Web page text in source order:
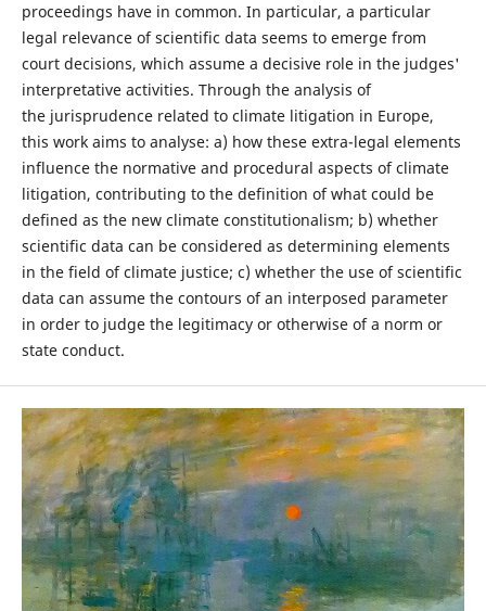
proceedings have in common. In particular, a particular
legal relevance of scientific data seems to emerge from
court decisions, which assume a decisive role in the judges'
interpretative activities. Through the analysis of
the jurisprudence related to climate litigation in Europe,
this work aims to analyse: a) how these extra-legal elements
influence the normative and procedural aspects of climate
litigation, contributing to the definition of what could be
defined as the new climate constitutionalism; b) whether
scientific data can be considered as determining elements
in the field of climate justice; c) whether the use of scientific
data can assume the contours of an interposed parameter
in order to judge the legitimacy or otherwise of a norm or
state conduct.